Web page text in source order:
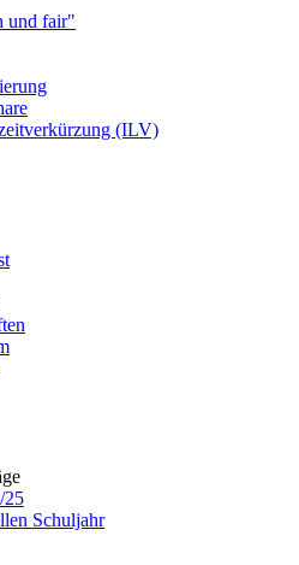
und fair"
(ILV)
25
Schuljahr